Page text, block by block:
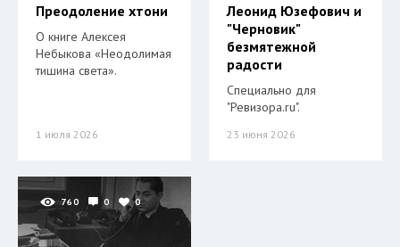
Преодоление хтони
О книге Алексея
Небыкова «Неодолимая
тишина света».
1 июля 2026
Леонид Юзефович и
"Черновик"
безмятежной
радости
Специально для
"Ревизора.ru".
23 июня 2026
760 0 0